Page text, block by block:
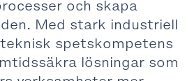
och skapa
Med stark industriell
spetskompetens
lösningar som